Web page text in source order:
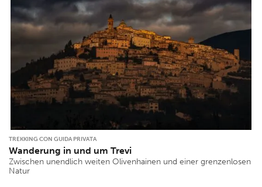
TREKKING CON GUIDA PRIVATA
Wanderung in und um Trevi
Zwischen unendlich weiten Olivenhainen und einer grenzenlosen
Natur